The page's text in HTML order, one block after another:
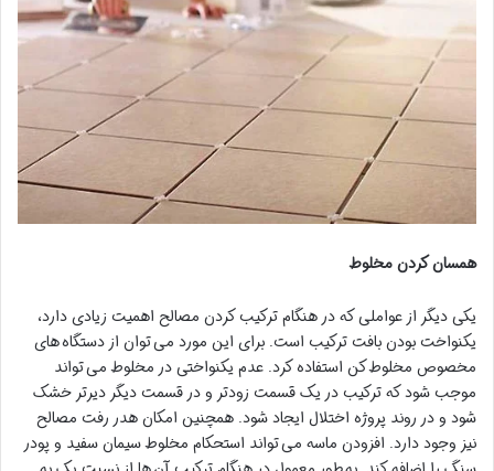
همسان کردن مخلوط
یکی دیگر از عواملی که در هنگام ترکیب کردن مصالح اهمیت زیادی دارد،
یکنواخت بودن بافت ترکیب است. برای این مورد می توان از دستگاه های
مخصوص مخلوط کن استفاده کرد. عدم یکنواختی در مخلوط می تواند
موجب شود که ترکیب در یک قسمت زودتر و در قسمت دیگر دیرتر خشک
شود و در روند پروژه اختلال ایجاد شود. همچنین امکان هدر رفت مصالح
نیز وجود دارد. افزودن ماسه می تواند استحکام مخلوط سیمان سفید و پودر